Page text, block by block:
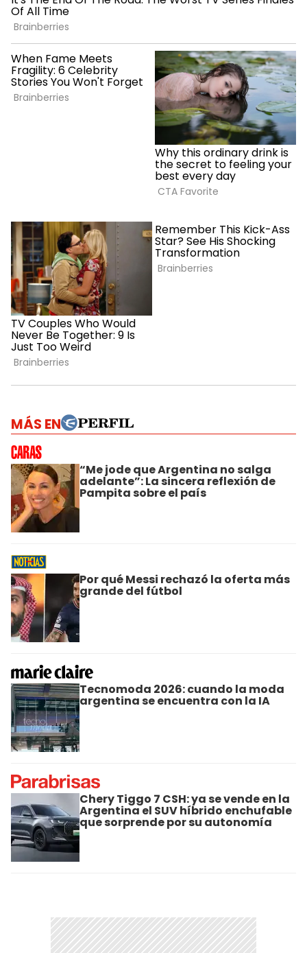
MÁS EN
“Me jode que Argentina no salga
adelante”: La sincera reflexión de
Pampita sobre el país
Por qué Messi rechazó la oferta más
grande del fútbol
Tecnomoda 2026: cuando la moda
argentina se encuentra con la IA
Chery Tiggo 7 CSH: ya se vende en la
Argentina el SUV híbrido enchufable
que sorprende por su autonomía